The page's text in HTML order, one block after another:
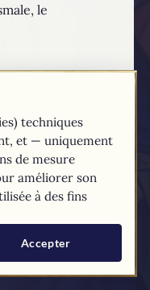
le
l'Église catholique sont
techniques
et — uniquement
de mesure
améliorer son
à des fins
Accepter